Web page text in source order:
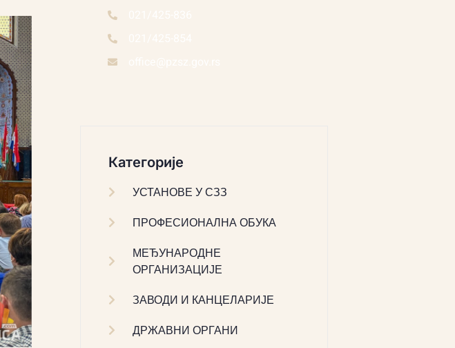
Категорије
УСТАНОВЕ У СЗЗ
ПРОФЕСИОНАЛНА ОБУКА
МЕЂУНАРОДНЕ
ОРГАНИЗАЦИЈЕ
ЗАВОДИ И КАНЦЕЛАРИЈЕ
ДРЖАВНИ ОРГАНИ